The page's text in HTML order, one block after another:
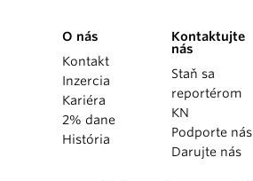
O nás
Kontakt
Inzercia
Kariéra
2% dane
História
Kontaktujte
nás
Staň sa
reportérom
KN
Podporte nás
Darujte nás